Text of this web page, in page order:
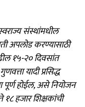
संस्थांमधील
अपलोड करण्यासाठी
१५-२० दिवसांत
यादी प्रसिद्ध
पूर्ण होईल, असे नियोजन
१८ हजार शिक्षकांची